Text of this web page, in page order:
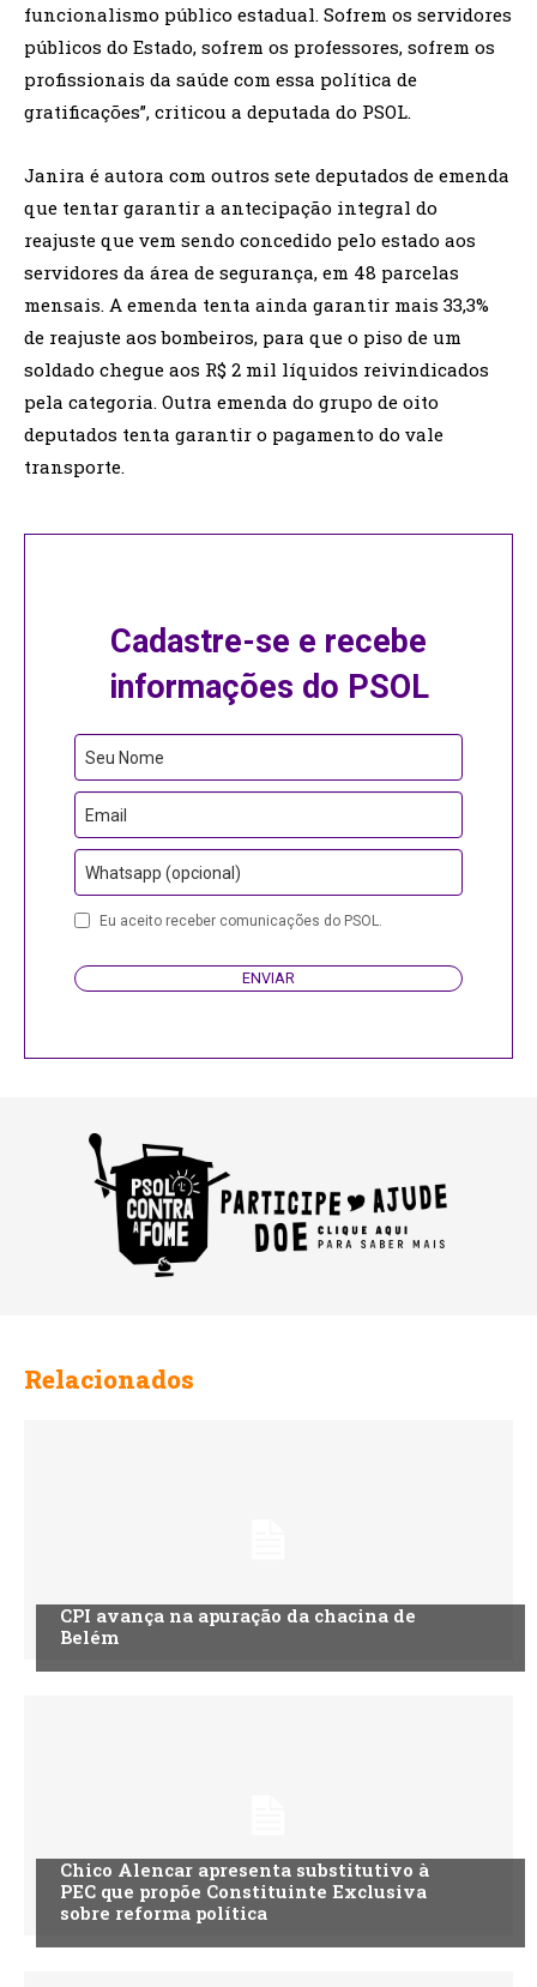
funcionalismo público estadual. Sofrem os servidores
públicos do Estado, sofrem os professores, sofrem os
profissionais da saúde com essa política de
gratificações”, criticou a deputada do PSOL.
Janira é autora com outros sete deputados de emenda
que tentar garantir a antecipação integral do
reajuste que vem sendo concedido pelo estado aos
servidores da área de segurança, em 48 parcelas
mensais. A emenda tenta ainda garantir mais 33,3%
de reajuste aos bombeiros, para que o piso de um
soldado chegue aos R$ 2 mil líquidos reivindicados
pela categoria. Outra emenda do grupo de oito
deputados tenta garantir o pagamento do vale
transporte.
Cadastre-se e recebe
informações do PSOL
Seu Nome
Email
Whatsapp (opcional)
Eu aceito receber comunicações do PSOL.
ENVIAR
Relacionados
CPI avança na apuração da chacina de
Belém
Chico Alencar apresenta substitutivo à
PEC que propõe Constituinte Exclusiva
sobre reforma política